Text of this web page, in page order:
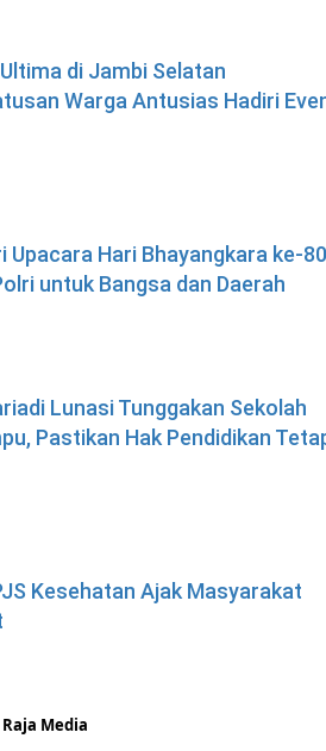
di Jambi Selatan
Warga Antusias Hadiri
Upacara Hari Bhayangkara ke-
untuk Bangsa dan Daerah
Lunasi Tunggakan Sekolah
Pastikan Hak Pendidikan
Kesehatan Ajak Masyarakat
Raja Media